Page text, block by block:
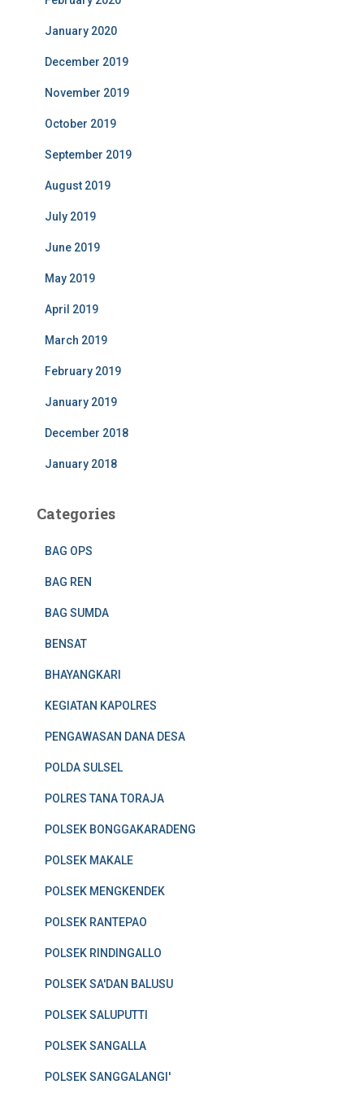
January 2020
December 2019
November 2019
October 2019
September 2019
August 2019
July 2019
June 2019
May 2019
April 2019
March 2019
February 2019
January 2019
December 2018
January 2018
Categories
BAG OPS
BAG REN
BAG SUMDA
BENSAT
BHAYANGKARI
KEGIATAN KAPOLRES
PENGAWASAN DANA DESA
POLDA SULSEL
POLRES TANA TORAJA
POLSEK BONGGAKARADENG
POLSEK MAKALE
POLSEK MENGKENDEK
POLSEK RANTEPAO
POLSEK RINDINGALLO
POLSEK SA'DAN BALUSU
POLSEK SALUPUTTI
POLSEK SANGALLA
POLSEK SANGGALANGI'